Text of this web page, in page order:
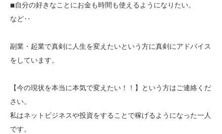
◾︎自分の好きなことにお金も時間も使えるようになりたい。
など‥
副業・起業で真剣に人生を変えたいという方に真剣にアドバイス
をしています。
【今の現状を本当に本気で変えたい！！】という方はご連絡くだ
さい。
私はネットビジネスや投資をすることで稼げるようになった一人
です。